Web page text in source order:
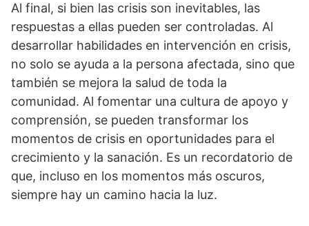
Al final, si bien las crisis son inevitables, las
respuestas a ellas pueden ser controladas. Al
desarrollar habilidades en intervención en crisis,
no solo se ayuda a la persona afectada, sino que
también se mejora la salud de toda la
comunidad. Al fomentar una cultura de apoyo y
comprensión, se pueden transformar los
momentos de crisis en oportunidades para el
crecimiento y la sanación. Es un recordatorio de
que, incluso en los momentos más oscuros,
siempre hay un camino hacia la luz.